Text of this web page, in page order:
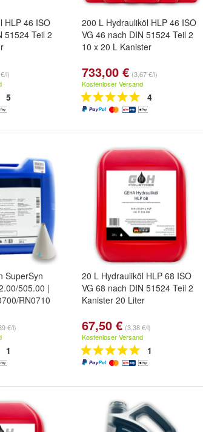
HLP 46 ISO
51524 Teil 2
l)
5
200 L Hydrauliköl HLP 46 ISO
VG 46 nach DIN 51524 Teil 2
10 x 20 L Kanister
733,00 € (3,67 €/l)
Kostenloser Versand
4
SuperSyn
505.00 |
RN0710
€/l)
1
20 L Hydrauliköl HLP 68 ISO
VG 68 nach DIN 51524 Teil 2
Kanister 20 Liter
67,50 € (3,38 €/l)
Kostenloser Versand
1